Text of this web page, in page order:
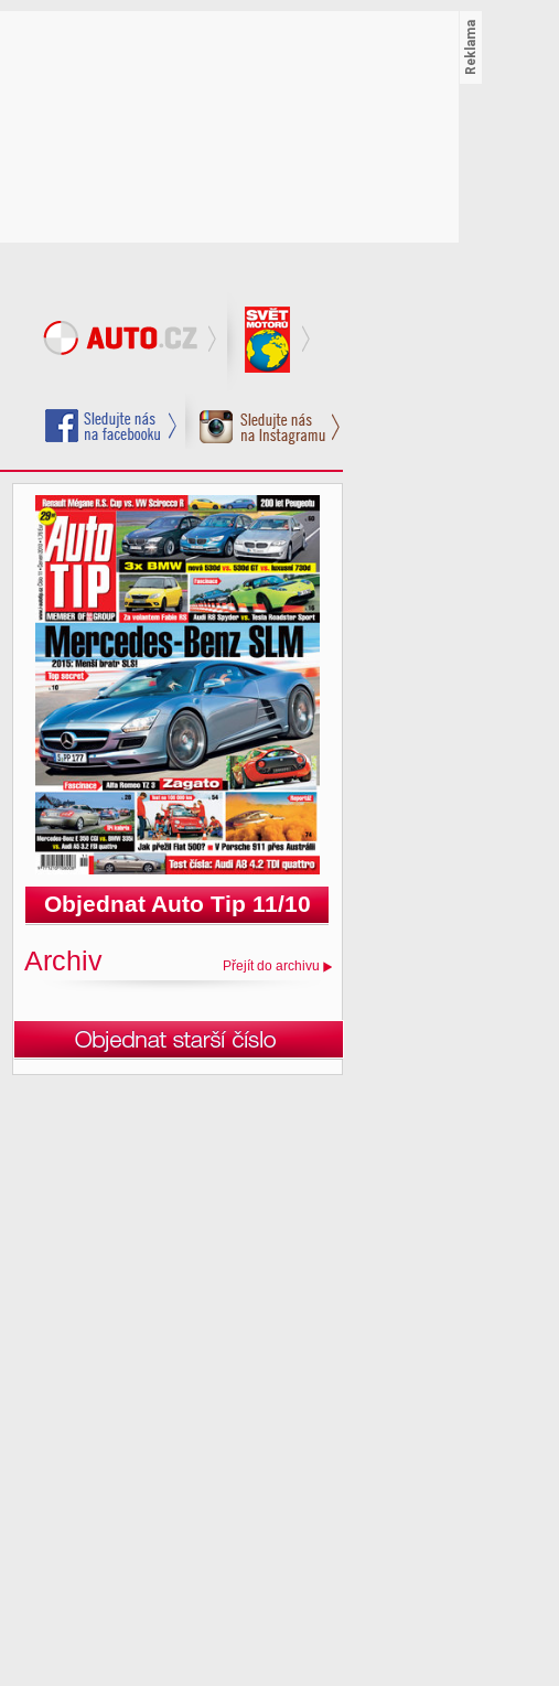
Objednat Auto Tip 11/10
Archiv Přejít do archivu